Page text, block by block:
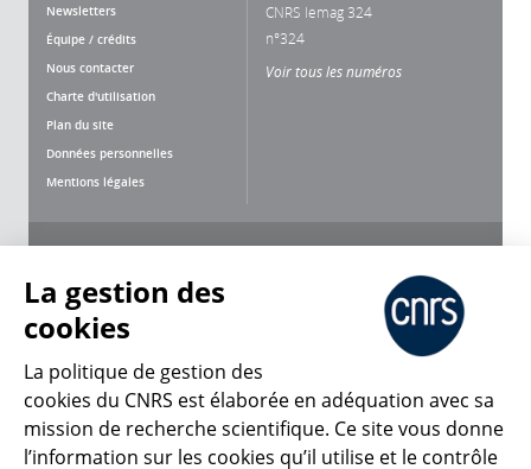
Newsletters
Équipe / crédits
Nous contacter
Charte d'utilisation
Plan du site
Données personnelles
Mentions légales
CNRS lemag 324
n°324
Voir tous les numéros
CNRS Le Mag
La gestion des
cookies
La politique de gestion des
cookies du CNRS est élaborée en adéquation avec sa
mission de recherche scientifique. Ce site vous donne
l’information sur les cookies qu’il utilise et le contrôle